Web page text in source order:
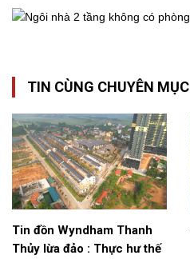
TIN CÙNG CHUYÊN MỤC
Tin đồn Wyndham Thanh
Thủy lừa đảo : Thực hư thế